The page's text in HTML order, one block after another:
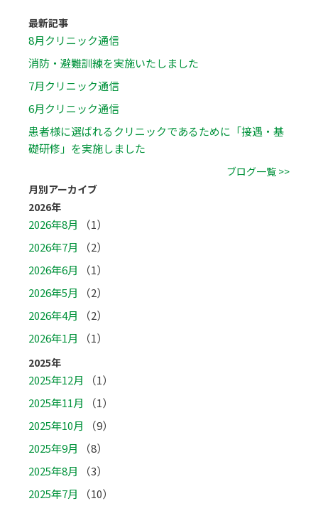
最新記事
8月クリニック通信
消防・避難訓練を実施いたしました
7月クリニック通信
6月クリニック通信
患者様に選ばれるクリニックであるために「接遇・基
礎研修」を実施しました
ブログ一覧 >>
月別アーカイブ
2026年
2026年8月
（1）
2026年7月
（2）
2026年6月
（1）
2026年5月
（2）
2026年4月
（2）
2026年1月
（1）
2025年
2025年12月
（1）
2025年11月
（1）
2025年10月
（9）
2025年9月
（8）
2025年8月
（3）
2025年7月
（10）